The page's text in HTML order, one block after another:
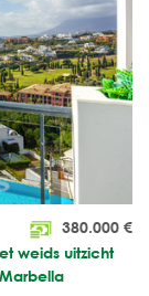
380.000 €
weids uitzicht